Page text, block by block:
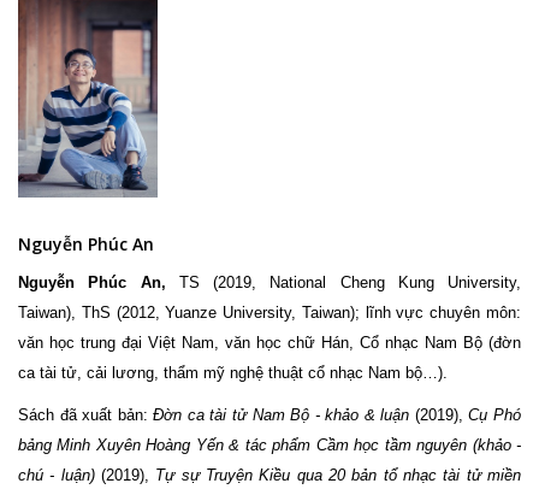
Nguyễn Phúc An
Nguyễn Phúc An, TS (2019, National Cheng Kung University,
Taiwan), ThS (2012, Yuanze University, Taiwan); lĩnh vực chuyên môn:
văn học trung đại Việt Nam, văn học chữ Hán, Cổ nhạc Nam Bộ (đờn
ca tài tử, cải lương, thẩm mỹ nghệ thuật cổ nhạc Nam bộ…).
Sách đã xuất bản:Đờn ca tài tử Nam Bộ - khảo & luận (2019),Cụ Phó
bảng Minh Xuyên Hoàng Yến & tác phẩm Cầm học tầm nguyên (khảo -
chú - luận) (2019), Tự sự Truyện Kiều qua 20 bản tổ nhạc tài tử miền